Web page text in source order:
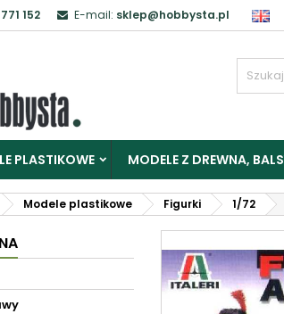
152 E-mail: sklep@hobbysta.pl
PLASTIKOWE MODELE Z DREWNA,
Modele plastikowe Figurki 1/72